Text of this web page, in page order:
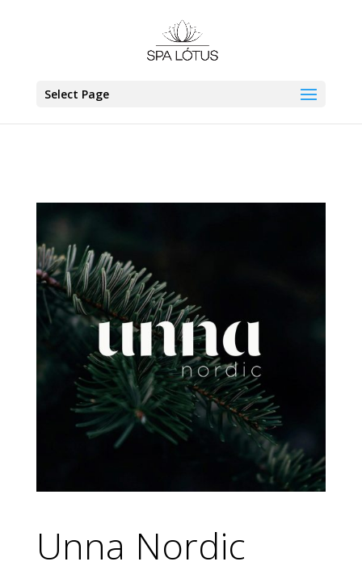
Select Page
Unna Nordic